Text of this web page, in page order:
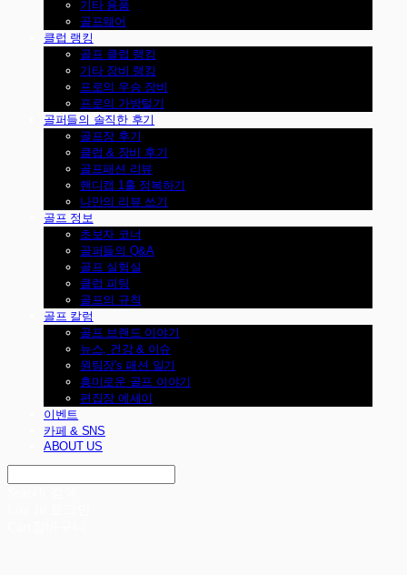
기타 용품
골프웨어
클럽 랭킹
골프 클럽 랭킹
기타 장비 랭킹
프로의 우승 장비
프로의 가방털기
골퍼들의 솔직한 후기
골프장 후기
클럽 & 장비 후기
골프패션 리뷰
핸디캡 1홀 정복하기
나만의 리뷰 쓰기
골프 정보
초보자 코너
골퍼들의 Q&A
골프 실험실
클럽 피팅
골프의 규칙
골프 칼럼
골프 브랜드 이야기
뉴스, 건강 & 이슈
원팀장's 패션 일기
흥미로운 골프 이야기
편집장 에세이
이벤트
카페 & SNS
ABOUT US